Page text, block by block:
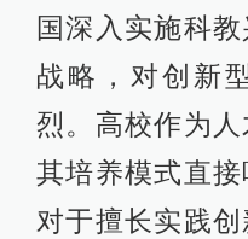
国深入实施科
战略，对创新
烈。高校作为人
其培养模式直接
对于擅长实践